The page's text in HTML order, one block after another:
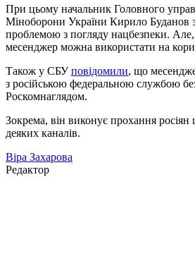
При цьому начальник Головного
Міноборони України Кирило Буданов
проблемою з погляду нацбезпеки. Але,
месенджер можна використати на
Також у СБУповідомили, що
з російською федеральною службою
Роскомнаглядом.
Зокрема, він виконує прохання
деяких каналів.
Віра Захарова
Редактор